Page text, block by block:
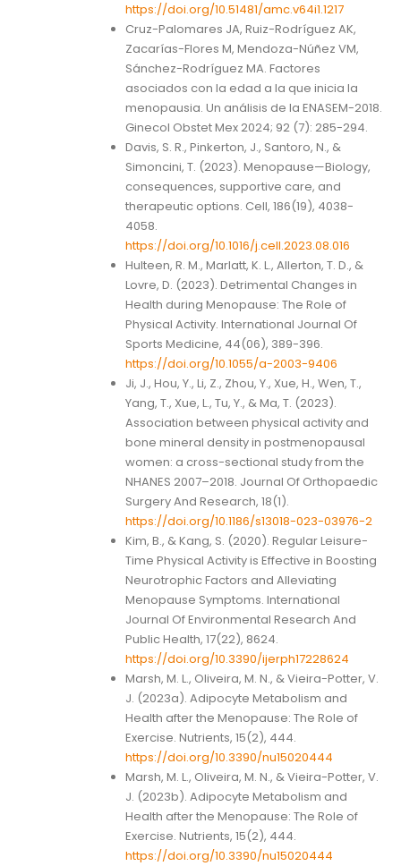
https://doi.org/10.51481/amc.v64i1.1217
Cruz-Palomares JA, Ruiz-Rodríguez AK,
Zacarías-Flores M, Mendoza-Núñez VM,
Sánchez-Rodríguez MA. Factores
asociados con la edad a la que inicia la
menopausia. Un análisis de la ENASEM-2018.
Ginecol Obstet Mex 2024; 92 (7): 285-294.
Davis, S. R., Pinkerton, J., Santoro, N., &
Simoncini, T. (2023). Menopause—Biology,
consequences, supportive care, and
therapeutic options. Cell, 186(19), 4038-
4058.
https://doi.org/10.1016/j.cell.2023.08.016
Hulteen, R. M., Marlatt, K. L., Allerton, T. D., &
Lovre, D. (2023). Detrimental Changes in
Health during Menopause: The Role of
Physical Activity. International Journal Of
Sports Medicine, 44(06), 389-396.
https://doi.org/10.1055/a-2003-9406
Ji, J., Hou, Y., Li, Z., Zhou, Y., Xue, H., Wen, T.,
Yang, T., Xue, L., Tu, Y., & Ma, T. (2023).
Association between physical activity and
bone mineral density in postmenopausal
women: a cross-sectional study from the
NHANES 2007–2018. Journal Of Orthopaedic
Surgery And Research, 18(1).
https://doi.org/10.1186/s13018-023-03976-2
Kim, B., & Kang, S. (2020). Regular Leisure-
Time Physical Activity is Effective in Boosting
Neurotrophic Factors and Alleviating
Menopause Symptoms. International
Journal Of Environmental Research And
Public Health, 17(22), 8624.
https://doi.org/10.3390/ijerph17228624
Marsh, M. L., Oliveira, M. N., & Vieira-Potter, V.
J. (2023a). Adipocyte Metabolism and
Health after the Menopause: The Role of
Exercise. Nutrients, 15(2), 444.
https://doi.org/10.3390/nu15020444
Marsh, M. L., Oliveira, M. N., & Vieira-Potter, V.
J. (2023b). Adipocyte Metabolism and
Health after the Menopause: The Role of
Exercise. Nutrients, 15(2), 444.
https://doi.org/10.3390/nu15020444